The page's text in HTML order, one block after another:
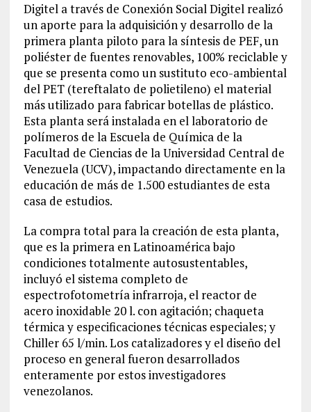
Digitel a través de Conexión Social Digitel realizó
un aporte para la adquisición y desarrollo de la
primera planta piloto para la síntesis de PEF,un
poliéster de fuentes renovables, 100% reciclabley
que se presenta como un sustituto eco-ambiental
del PET (tereftalato de polietileno) el material
más utilizado para fabricar botellas de plástico.
Esta planta será instalada en el laboratorio de
polímeros de la Escuela de Química de la
Facultad de Ciencias de la Universidad Central de
Venezuela (UCV),impactando directamente en la
educación de más de 1.500 estudiantes de esta
casa de estudios.
La compra total para la creación de esta planta,
que es la primera en Latinoamérica bajo
condiciones totalmente autosustentables,
incluyó el sistema completo de
espectrofotometría infrarroja, el reactor de
acero inoxidable 20 l. con agitación; chaqueta
térmica y especificaciones técnicas especiales; y
Chiller 65 l/min.Los catalizadores y el diseño del
proceso en general fueron desarrollados
enteramente por estos investigadores
venezolanos.